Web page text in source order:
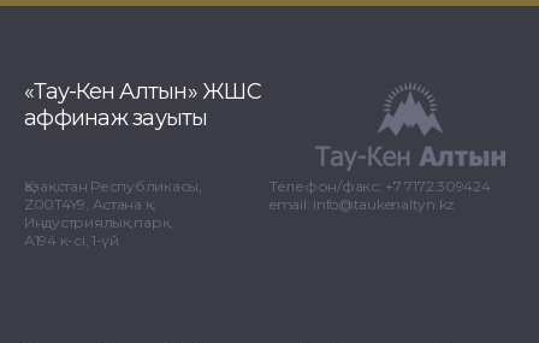
«Тау-Кен Алтын» ЖШС
аффинаж зауыты
Қазақстан Республикасы,
Z00T4Y9, Астана қ.
Индустриялық парк,
А194 к-сі, 1-үй
Телефон/факс: +7 7172 309424
email: info@taukenaltyn.kz